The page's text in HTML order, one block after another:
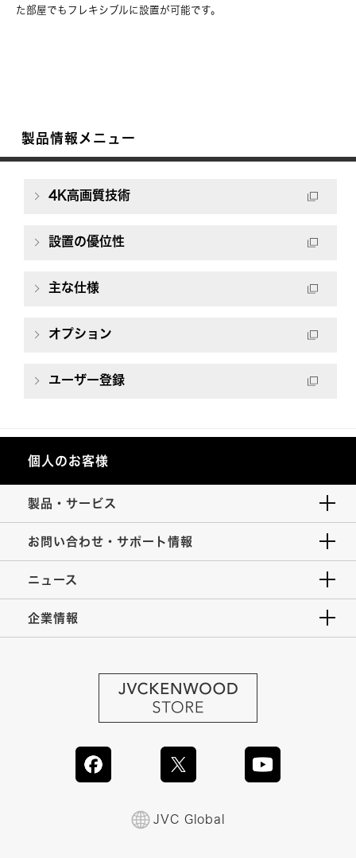
た部屋でもフレキシブルに設置が可能です。
製品情報メニュー
4K高画質技術
設置の優位性
主な仕様
オプション
ユーザー登録
個人のお客様
製品・サービス
お問い合わせ・サポート情報
ニュース
企業情報
JVC Global